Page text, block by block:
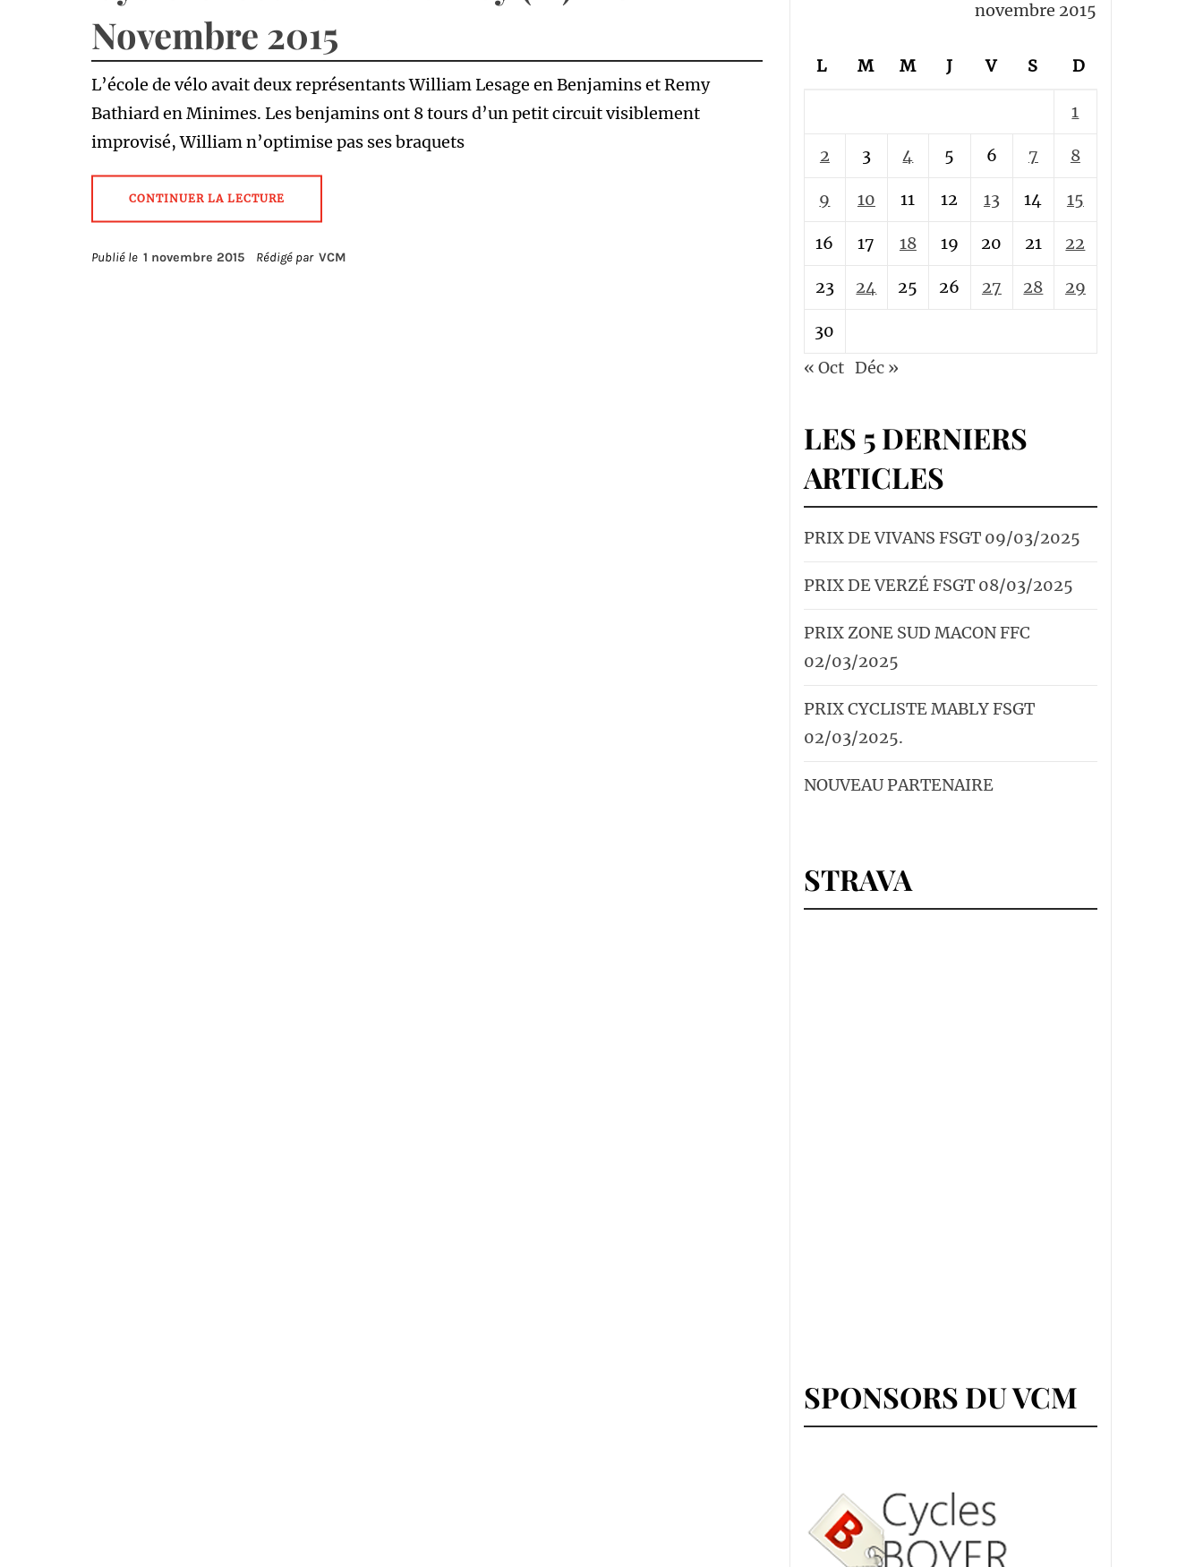
Novembre 2015
L’école de vélo avait deux représentants William Lesage en Benjamins et Remy
Bathiard en Minimes. Les benjamins ont 8 tours d’un petit circuit visiblement
improvisé, William n’optimise pas ses braquets
CONTINUER LA LECTURE
Publié le 1 novembre 2015 Rédigé par VCM
novembre 2015
L M M J V S D
1
2 3 4 5 6 7 8
9 10 11 12 13 14 15
16 17 18 19 20 21 22
23 24 25 26 27 28 29
30
« Oct Déc »
LES 5 DERNIERS
ARTICLES
PRIX DE VIVANS FSGT 09/03/2025
PRIX DE VERZÉ FSGT 08/03/2025
PRIX ZONE SUD MACON FFC
02/03/2025
PRIX CYCLISTE MABLY FSGT
02/03/2025.
NOUVEAU PARTENAIRE
STRAVA
SPONSORS DU VCM